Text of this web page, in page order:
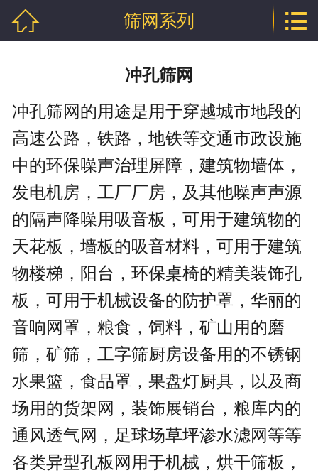
技术文章
企业资质
联系我们
 筛网系列 
冲孔筛网
冲孔筛网的用途是用于穿越城市地段的
高速公路，铁路，地铁等交通市政设施
中的环保噪声治理屏障，建筑物墙体，
发电机房，工厂厂房，及其他噪声声源
的隔声降噪用吸音板，可用于建筑物的
天花板，墙板的吸音材料，可用于建筑
物楼梯，阳台，环保桌椅的精美装饰孔
板，可用于机械设备的防护罩，华丽的
音响网罩，粮食，饲料，矿山用的磨
筛，矿筛，工字筛厨房设备用的不锈钢
水果篮，食品罩，果盘灯厨具，以及商
场用的货架网，装饰展销台，粮库内的
通风透气网，足球场草坪渗水滤网等等
各类异型孔板网用于机械，烘干筛板，